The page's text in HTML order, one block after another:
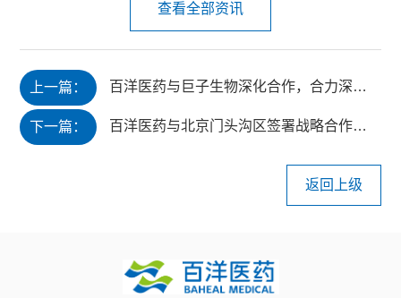
查看全部资讯
上一篇： 百洋医药与巨子生物深化合作，合力深耕功效护肤赛道
下一篇： 百洋医药与北京门头沟区签署战略合作协议，科研成果转化基地全新启航
返回上级